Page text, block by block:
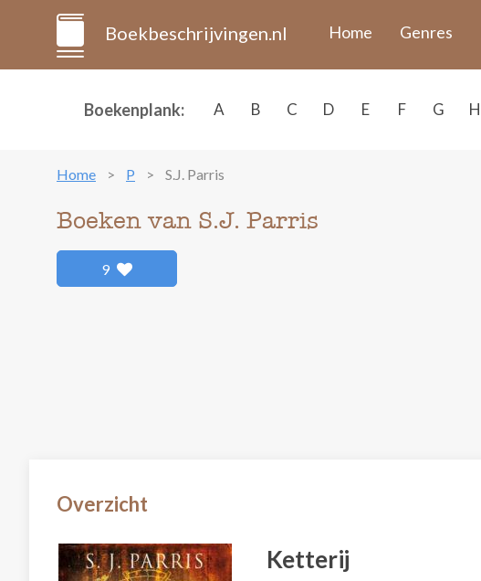
Boekbeschrijvingen.nl Home Genres
Boekenplank: A B C D E F G H
Home P S.J. Parris
Boeken van S.J. Parris
9
Overzicht
Ketterij